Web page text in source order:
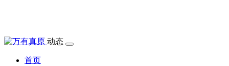
动态
首页